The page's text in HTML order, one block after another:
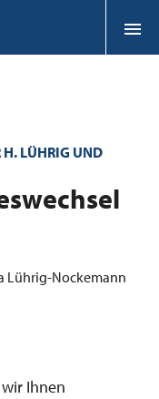
LÜHRIG UND
Lührig-Nockemann
Ihnen